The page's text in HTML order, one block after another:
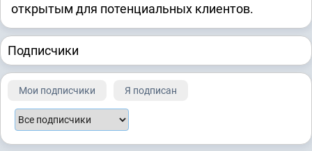
открытым для потенциальных клиентов.
Подписчики
Мои подписчики Я подписан